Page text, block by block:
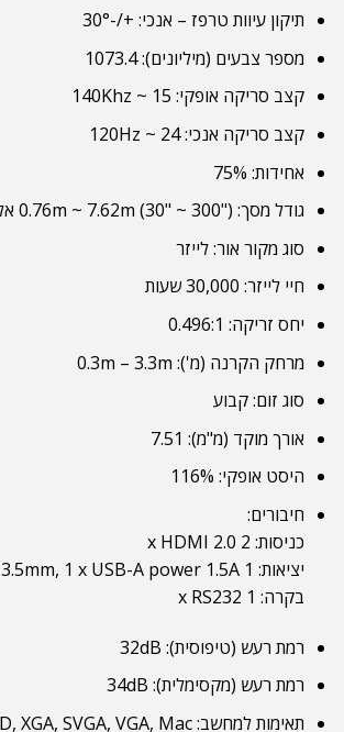
תיקון עיוות טרפז – אנכי: +/-30°
מספר צבעים (מיליונים): 1073.4
קצב סריקה אופקי: 15 ~ 140Khz
קצב סריקה אנכי: 24 ~ 120Hz
אחידות: 75%
גודל מסך: 0.76m ~ 7.62m (30" ~ 300") אלכסוני
סוג מקור אור: לייזר
חיי לייזר: 30,000 שעות
יחס זריקה: 0.496:1
מרחק הקרנה (מ'): 0.3m – 3.3m
סוג זום: קבוע
אורך מוקד (מ"מ): 7.51
היסט אופקי: 116%
חיבורים:
כניסות: 2 x HDMI 2.0
יציאות: 1 x Audio 3.5mm, 1 x USB-A power 1.5A
בקרה: 1 x RS232
רמת רעש (טיפוסית): 32dB
רמת רעש (מקסימלית): 34dB
תאימות למחשב: FHD, UXGA, SXGA, WXGA, HD, XGA, SVGA, VGA, Mac